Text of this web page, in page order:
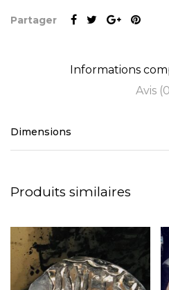
Partager
Informations
Avis
Dimensions
Produits similaires